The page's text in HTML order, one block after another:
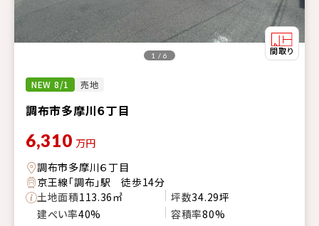
NEW 8/1 売地
調布市多摩川６丁目
1 / 6
6,310 万円
調布市多摩川６丁目
京王線「調布」駅 徒歩14分
土地面積113.36㎡ 坪数34.29坪
建ぺい率40% 容積率80%